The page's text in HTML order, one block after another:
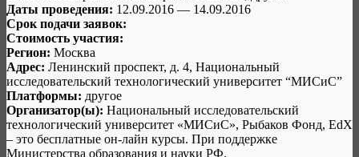
Даты проведения: 12.09.2016 — 14.09.2016
Срок подачи заявок:
Стоимость участия:
Регион: Москва
Адрес: Ленинский проспект, д. 4, Национальный
исследовательский технологический университет “МИСиС”
Платформы: другое
Организатор(ы): Национальный исследовательский
технологический университет «МИСиС», Рыбаков Фонд, EdX
– это бесплатные он-лайн курсы. При поддержке
Министерства образования и науки РФ.